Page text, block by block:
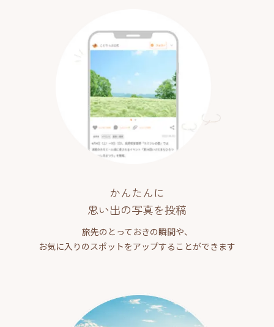
かんたんに
思い出の写真を投稿
旅先のとっておきの瞬間や、
お気に入りのスポットをアップすることができます